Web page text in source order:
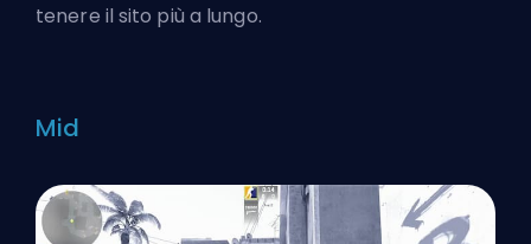
tenere il sito più a lungo.
Mid